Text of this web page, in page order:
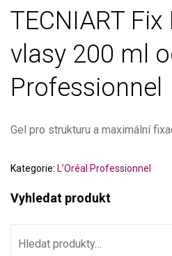
TECNIART
vlasy 200 ml
Professionnel
Gel pro strukturu a maximální
Kategorie: L’Oréal Professionnel
Vyhledat produkt